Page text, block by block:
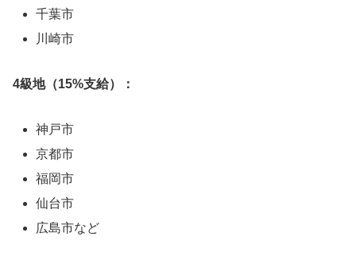
千葉市
川崎市
4級地（15%支給）：
神戸市
京都市
福岡市
仙台市
広島市など